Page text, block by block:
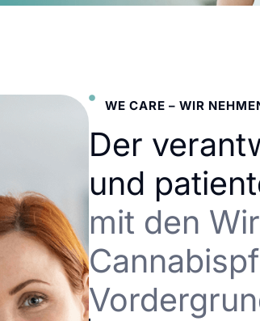
WE CARE – WIR
Der
und
mit den